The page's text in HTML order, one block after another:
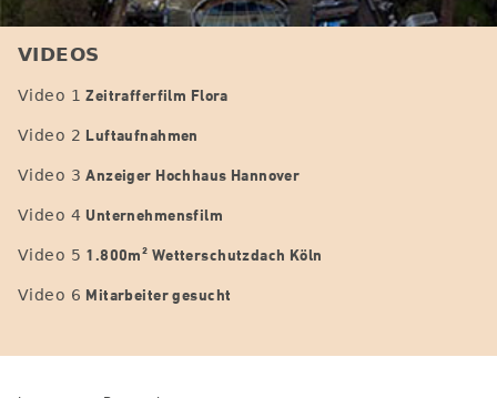
VIDEOS
Video 1Zeitrafferfilm Flora
Video 2 Luftaufnahmen
Video 3Anzeiger Hochhaus Hannover
Video 4 Unternehmensfilm
Video 5 1.800m² Wetterschutzdach Köln
Video 6 Mitarbeiter gesucht